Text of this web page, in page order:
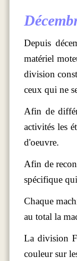
Depuis
matériel
division
ceux qui ne
Afin de
activités les
d'oeuvre.
Afin de
spécifique
Chaque
au total la
La division
couleur sur